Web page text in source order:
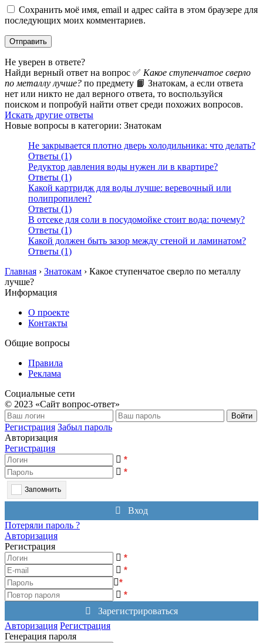
Сохранить моё имя, email и адрес сайта в этом браузере для
последующих моих комментариев.
Не уверен в ответе?
Найди верный ответ на вопрос ✅ Какое ступенчатое сверло
по металлу лучше? по предмету 📙 Знатокам, а если ответа
нет или никто не дал верного ответа, то воспользуйся
поиском и попробуй найти ответ среди похожих вопросов.
Искать другие ответы
Новые вопросы в категории: Знатокам
Не закрывается плотно дверь холодильника: что делать?
Ответы (1)
Редуктор давления воды нужен ли в квартире?
Ответы (1)
Какой картридж для воды лучше: веревочный или
полипропилен?
Ответы (1)
В отсеке для соли в посудомойке стоит вода: почему?
Ответы (1)
Какой должен быть зазор между стеной и ламинатом?
Ответы (1)
Главная › Знатокам › Какое ступенчатое сверло по металлу
лучше?
Информация
О проекте
Контакты
Общие вопросы
Правила
Реклама
Социальные сети
© 2023 «Сайт вопрос-ответ»
Войти
Регистрация Забыл пароль
Авторизация
Регистрация
*
*
Запомнить
Вход
Потеряли пароль ?
Авторизация
Регистрация
*
*
*
*
Зарегистрироваться
Авторизация Регистрация
Генерация пароля